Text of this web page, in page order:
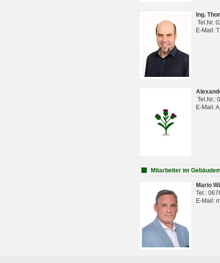
Ing.
Tel.Nr.
E-Mail:
Tel.Nr.:
E-Mail:
Mitarbeiter im
Mario
Tel.:
E-Mail: